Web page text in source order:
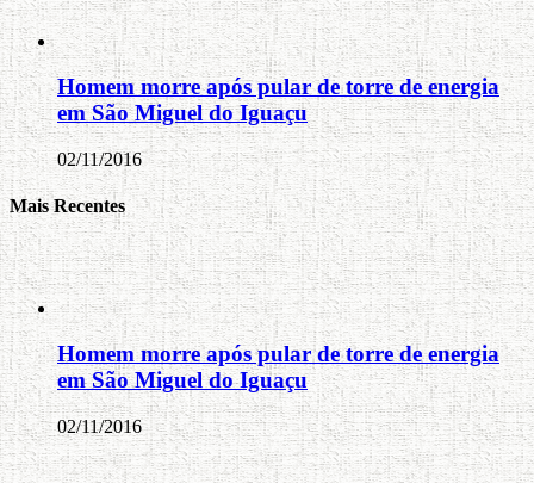
Homem morre após pular de torre de energia
em São Miguel do Iguaçu
02/11/2016
Mais Recentes
Homem morre após pular de torre de energia
em São Miguel do Iguaçu
02/11/2016